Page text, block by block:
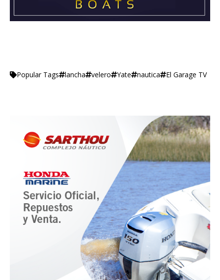
Popular Tags lancha velero Yate nautica El Garage TV